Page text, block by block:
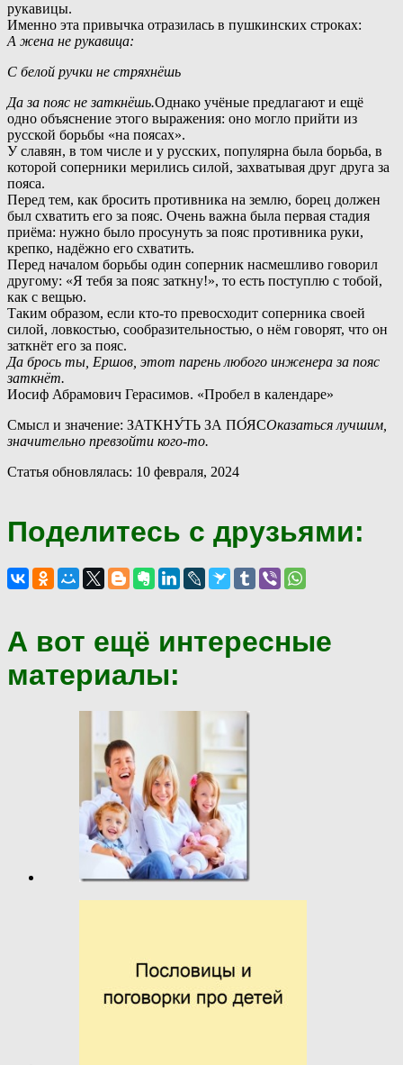
рукавицы.
Именно эта привычка отразилась в пушкинских строках:
А жена не рукавица:
С белой ручки не стряхнёшь
Да за пояс не заткнёшь.Однако учёные предлагают и ещё
одно объяснение этого выражения: оно могло прийти из
русской борьбы «на поясах».
У славян, в том числе и у русских, популярна была борьба, в
которой соперники мерились силой, захватывая друг друга за
пояса.
Перед тем, как бросить противника на землю, борец должен
был схватить его за пояс. Очень важна была первая стадия
приёма: нужно было просунуть за пояс противника руки,
крепко, надёжно его схватить.
Перед началом борьбы один соперник насмешливо говорил
другому: «Я тебя за пояс заткну!», то есть поступлю с тобой,
как с вещью.
Таким образом, если кто-то превосходит соперника своей
силой, ловкостью, сообразительностью, о нём говорят, что он
заткнёт его за пояс.
Да брось ты, Ершов, этот парень любого инженера за пояс
заткнёт.
Иосиф Абрамович Герасимов. «Пробел в календаре»
Смысл и значение: ЗАТКНУ́ТЬ ЗА ПО́ЯСОказаться лучшим,
значительно превзойти кого-то.
Статья обновлялась: 10 февраля, 2024
Поделитесь с друзьями:
А вот ещё интересные
материалы: